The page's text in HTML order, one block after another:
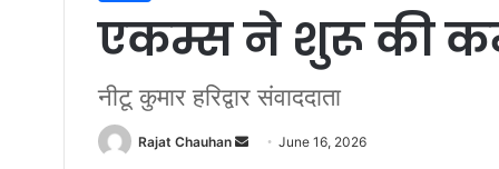
एकम्स ने शुरू की
नीटू कुमार हरिद्वार संवाददाता
Rajat Chauhan
SendJune 16, 2026